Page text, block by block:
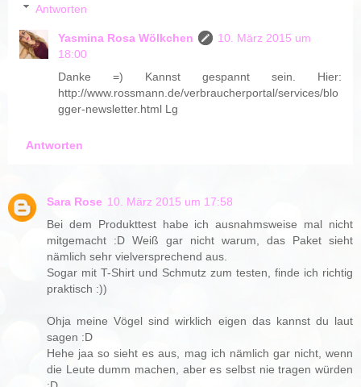
Antworten
Yasmina Rosa Wölkchen
10. März 2015 um
18:00
Danke =) Kannst gespannt sein. Hier:
http://www.rossmann.de/verbraucherportal/services/blo
gger-newsletter.html Lg
Antworten
Sara Rose 10. März 2015 um 17:58
Bei dem Produkttest habe ich ausnahmsweise mal nicht
mitgemacht :D Weiß gar nicht warum, das Paket sieht
nämlich sehr vielversprechend aus.
Sogar mit T-Shirt und Schmutz zum testen, finde ich richtig
praktisch :))
Ohja meine Vögel sind wirklich eigen das kannst du laut
sagen :D
Hehe jaa so sieht es aus, mag ich nämlich gar nicht, wenn
die Leute dumm machen, aber es selbst nie tragen würden